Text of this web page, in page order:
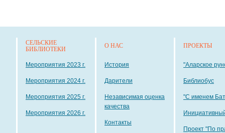
СЕЛЬСКИЕ
БИБЛИОТЕКИ
Мероприятия 2023 г.
Мероприятия 2024 г.
Мероприятия 2025 г.
Мероприятия 2026 г.
О НАС
История
Дарители
Независимая оценка
качества
Контакты
ПРОЕКТЫ
"Аларское
Библиобус
"С именем
Проект "По